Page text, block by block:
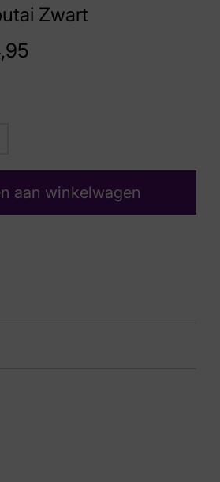
Zwart
aan winkelwagen